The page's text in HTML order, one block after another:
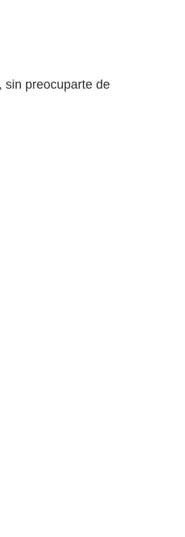
sin preocuparte de